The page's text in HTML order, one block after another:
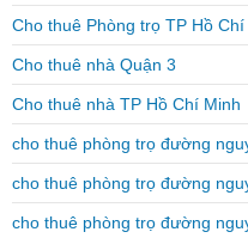
Cho thuê Phòng trọ TP Hồ
Cho thuê nhà Quận 3
Cho thuê nhà TP Hồ Chí Minh
cho thuê phòng trọ đường
cho thuê phòng trọ đường
cho thuê phòng trọ đường